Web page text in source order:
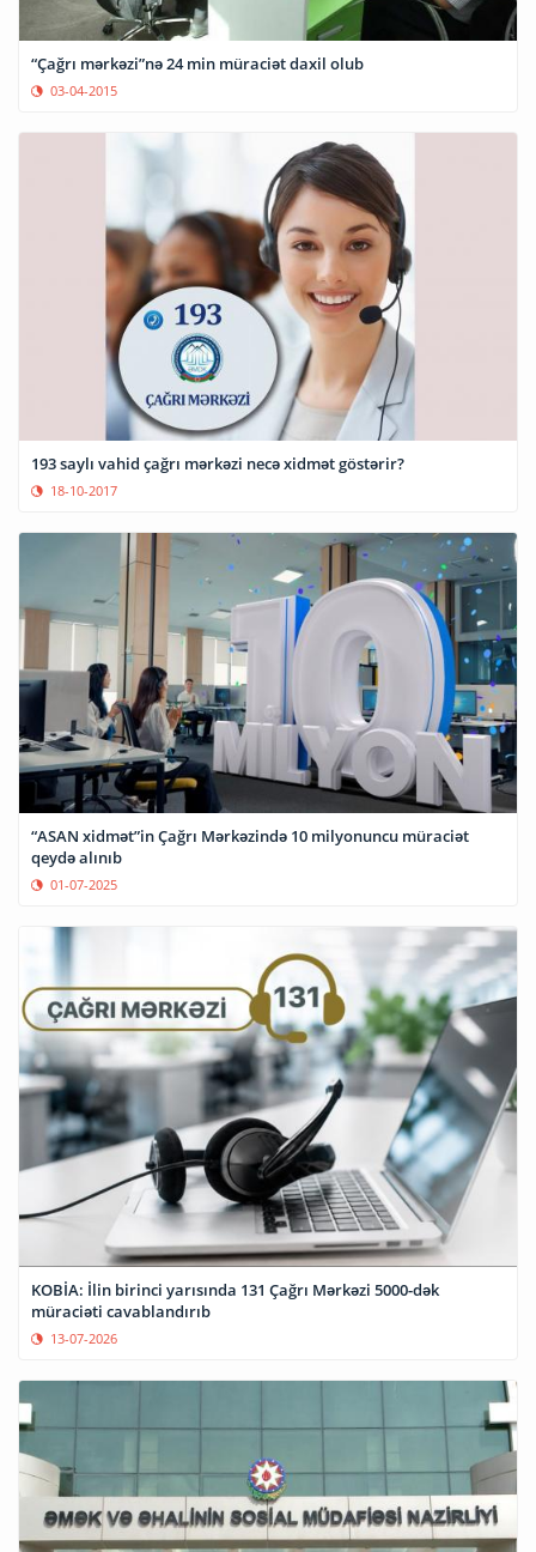
“Çağrı mərkəzi”nə 24 min müraciət daxil olub
03-04-2015
193 saylı vahid çağrı mərkəzi necə xidmət göstərir?
18-10-2017
“ASAN xidmət”in Çağrı Mərkəzində 10 milyonuncu müraciət
qeydə alınıb
01-07-2025
KOBİA: İlin birinci yarısında 131 Çağrı Mərkəzi 5000-dək
müraciəti cavablandırıb
13-07-2026